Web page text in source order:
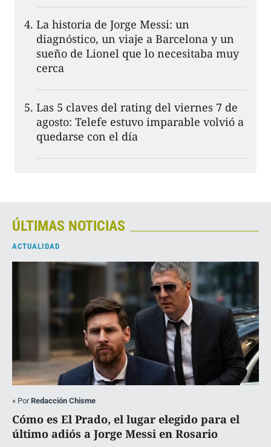
La historia de Jorge Messi: un
diagnóstico, un viaje a Barcelona y un
sueño de Lionel que lo necesitaba muy
cerca
Las 5 claves del rating del viernes 7 de
agosto: Telefe estuvo imparable volvió a
quedarse con el día
ÚLTIMAS NOTICIAS
ACTUALIDAD
« PorRedacción Chisme
Cómo es El Prado, el lugar elegido para el
último adiós a Jorge Messi en Rosario